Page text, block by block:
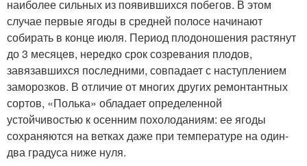
наиболее сильных из появившихся побегов. В этом
случае первые ягоды в средней полосе начинают
собирать в конце июля. Период плодоношения растянут
до 3 месяцев, нередко срок созревания плодов,
завязавшихся последними, совпадает с наступлением
заморозков. В отличие от многих других ремонтантных
сортов, «Полька» обладает определенной
устойчивостью к осенним похолоданиям: ее ягоды
сохраняются на ветках даже при температуре на один-
два градуса ниже нуля.